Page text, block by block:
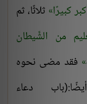
كبيرًا ثلاثًا، ثم
من الشَّيطان
فقد مضى نحوه
دعاء